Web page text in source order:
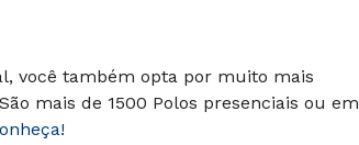
você também opta por muito mais
São mais de 1500 Polos presenciais ou em